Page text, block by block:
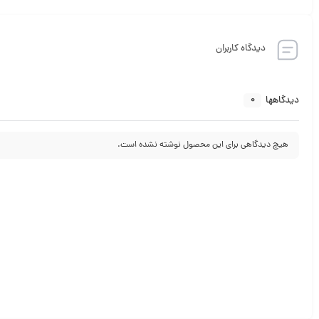
دیدگاه کاربران
دیدگاهها 0
هیچ دیدگاهی برای این محصول نوشته نشده است.